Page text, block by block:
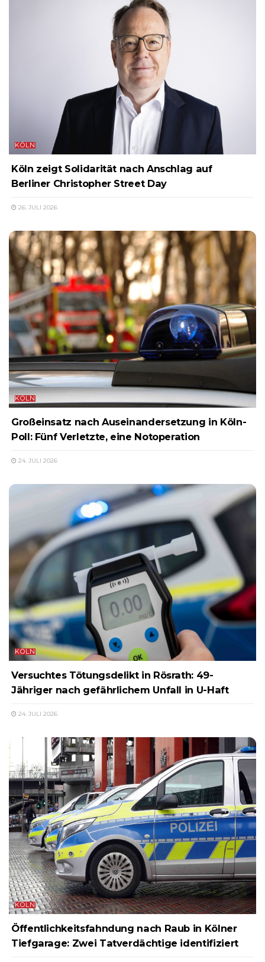
KÖLN
Köln zeigt Solidarität nach Anschlag auf
Berliner Christopher Street Day
26. JULI 2026
KÖLN
Großeinsatz nach Auseinandersetzung in Köln-
Poll: Fünf Verletzte, eine Notoperation
24. JULI 2026
KÖLN
Versuchtes Tötungsdelikt in Rösrath: 49-
Jähriger nach gefährlichem Unfall in U-Haft
24. JULI 2026
KÖLN
Öffentlichkeitsfahndung nach Raub in Kölner
Tiefgarage: Zwei Tatverdächtige identifiziert